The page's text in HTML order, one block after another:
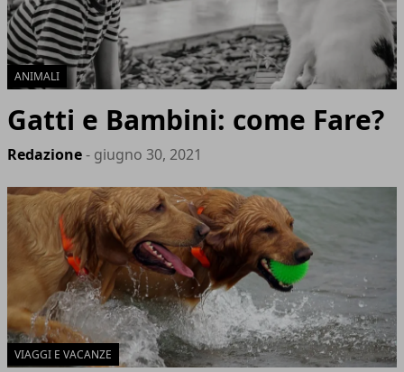
ANIMALI
Gatti e Bambini: come Fare?
Redazione- giugno 30, 2021
VIAGGI E VACANZE